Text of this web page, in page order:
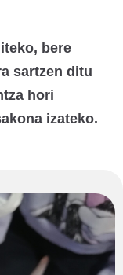
bere
sartzen ditu
hori
izateko.